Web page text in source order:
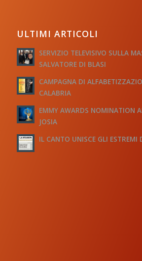
ULTIMI ARTICOLI
SERVIZIO TELEVISIVO SULLA
SALVATORE DI BLASI
CAMPAGNA DI
CALABRIA
EMMY AWARDS NOMINATION
JOSIA
IL CANTO UNISCE GLI ESTREMI